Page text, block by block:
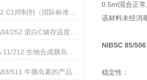
NIBSC 08/262 C1抑制剂（国际标准品）的产品说明
0.5ml混合正
该材料未经消
NIBSC 85/
稳定性：